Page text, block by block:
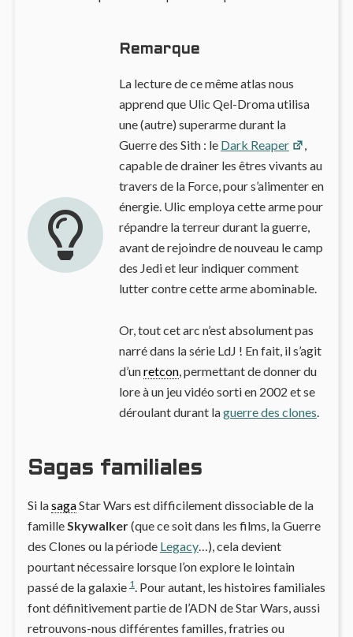
Remarque
La lecture de ce même atlas nous
apprend que Ulic Qel-Droma utilisa
une (autre) superarme durant la
Guerre des Sith : le Dark Reaper
,
capable de drainer les êtres vivants au
travers de la Force, pour s’alimenter en
énergie. Ulic employa cette arme pour
répandre la terreur durant la guerre,
avant de rejoindre de nouveau le camp
des Jedi et leur indiquer comment
lutter contre cette arme abominable.
Or, tout cet arc n’est absolument pas
narré dans la série LdJ ! En fait, il s’agit
d’unretcon, permettant de donner du
lore à un jeu vidéo sorti en 2002 et se
déroulant durant laguerre des clones
Sagas familiales
Si lasagaStar Wars est difficilement dissociable de la
familleSkywalker(que ce soit dans les films, la Guerre
des Clones ou la période Legacy…), cela devient
pourtant nécessaire lorsque l’on explore le lointain
passé de la galaxie 1. Pour autant, les histoires familiales
font définitivement partie de l’ADN de Star Wars, aussi
retrouvons-nous différentes familles, fratries ou